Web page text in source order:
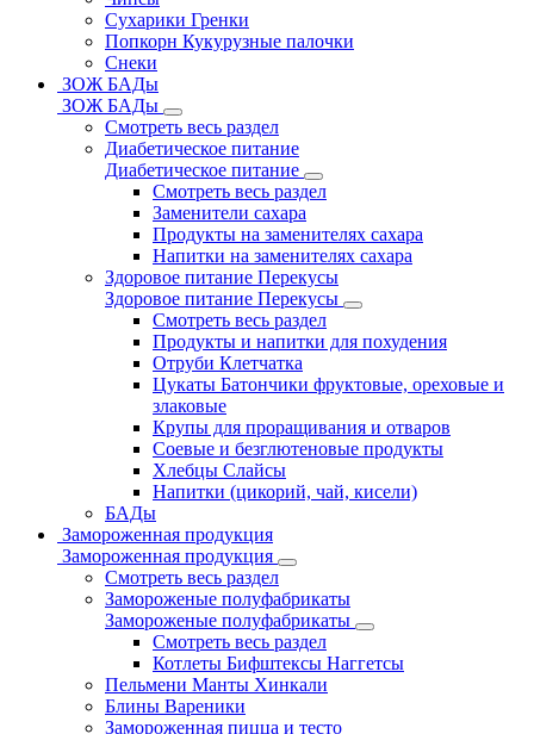
Сухарики Гренки
Попкорн Кукурузные палочки
Снеки
ЗОЖ БАДы
ЗОЖ БАДы
Смотреть весь раздел
Диабетическое питание
Диабетическое питание
Смотреть весь раздел
Заменители сахара
Продукты на заменителях сахара
Напитки на заменителях сахара
Здоровое питание Перекусы
Здоровое питание Перекусы
Смотреть весь раздел
Продукты и напитки для похудения
Отруби Клетчатка
Цукаты Батончики фруктовые, ореховые и
злаковые
Крупы для проращивания и отваров
Соевые и безглютеновые продукты
Хлебцы Слайсы
Напитки (цикорий, чай, кисели)
БАДы
Замороженная продукция
Замороженная продукция
Смотреть весь раздел
Замороженые полуфабрикаты
Замороженые полуфабрикаты
Смотреть весь раздел
Котлеты Бифштексы Наггетсы
Пельмени Манты Хинкали
Блины Вареники
Замороженная пицца и тесто